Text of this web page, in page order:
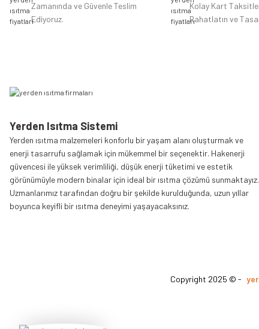
Bu ürüne benzer farklı alternatifler olmalı.
Zamanında ve Güvenle Teslim
Ediyoruz.
Kolay Kart
Rahatlatın ve
Yerden Isıtma Sistemi
Yerden ısıtma malzemeleri konforlu bir yaşam alanı oluşturmak ve
enerji tasarrufu sağlamak için mükemmel bir seçenektir. Hakenerji
güvencesi ile yüksek verimliliği, düşük enerji tüketimi ve estetik
görünümüyle modern binalar için ideal bir ısıtma çözümü sunmaktayız.
Uzmanlarımız tarafından doğru bir şekilde kurulduğunda, uzun yıllar
boyunca keyifli bir ısıtma deneyimi yaşayacaksınız.
Copyright 2025 © -